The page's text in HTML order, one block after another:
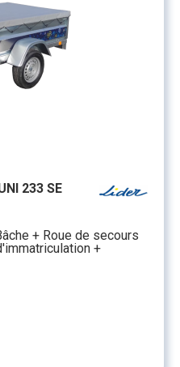
233 SE
+ Roue de secours
+